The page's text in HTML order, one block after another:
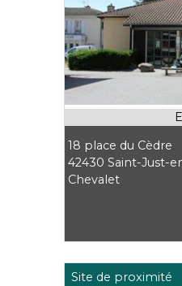
18 place du Cèdre
42430 Saint-Just-
Chevalet
Site de proximité